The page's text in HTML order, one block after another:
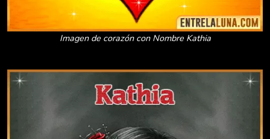
Imagen de corazón con Nombre Kathia